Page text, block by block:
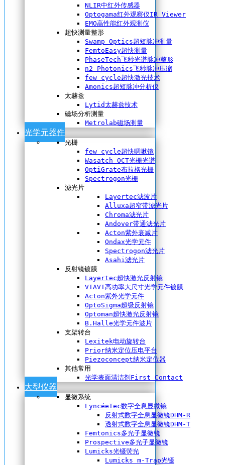
NLIR中红外传感器
Optogama红外观察仪IR Viewer
EMO高性能红外观测仪
超快测量整形
Swamp Optics超短脉冲测量
FemtoEasy超快测量
PhaseTech飞秒光谱脉冲整形
n2 Photonics飞秒脉冲压缩
few cycle超快激光技术
Amonics超短脉冲分析仪
太赫兹
Lytid太赫兹技术
磁场分析测量
Metrolab磁场测量
光学元器件
光栅
few cycle超快啁啾镜
Wasatch OCT光栅光谱
OptiGrate布拉格光栅
Spectrogon光栅
滤光片
Layertec滤波片
Alluxa超窄带滤光片
Chroma滤光片
Andover带通滤光片
Acton紫外衰减片
Ondax光学元件
Spectrogon滤光片
Asahi滤光片
反射镜镀膜
Layertec超快激光反射镜
VIAVI高功率大尺寸光学元件镀膜
Acton紫外光学元件
OptoSigma超级反射镜
Optoman超快激光反射镜
B.Halle光学元件波片
支架转台
Lexitek电动旋转台
Prior纳米定位压电平台
Piezoconcept纳米定位器
其他常用
光学表面清洁剂First Contact
大型仪器
显微系统
LyncéeTec数字全息显微镜
反射式数字全息显微镜DHM-R
透射式数字全息显微镜DHM-T
Femtonics多光子显微镜
Prospective多光子显微镜
Lumicks光镊荧光
Lumicks m-Trap光镊